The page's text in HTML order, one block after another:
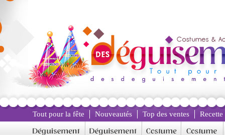
Tout pour la fête Nouveautés Top des ventes